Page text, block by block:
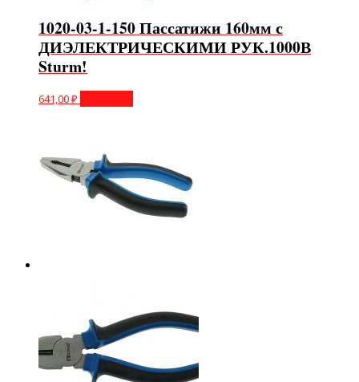
1020-03-1-150 Пассатижи 160мм с
ДИЭЛЕКТРИЧЕСКИМИ РУК.1000В
Sturm!
641,00₽